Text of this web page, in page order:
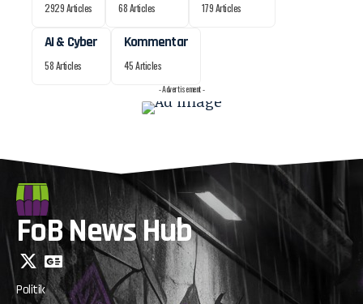
2929 Articles 68 Articles 179 Articles
AI & Cyber
58 Articles
Kommentar
45 Articles
- Advertisement -
FoB News Hub
Politik